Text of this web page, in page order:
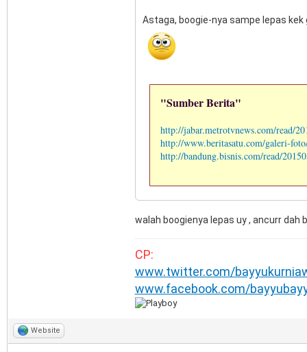
Astaga, boogie-nya sampe lepas kek
"Sumber Berita"
http://jabar.metrotvnews.com/read/
http://www.beritasatu.com/galeri-
http://bandung.bisnis.com/read/
walah boogienya lepas uy , ancurr dah
CP:
www.twitter.com/
www.facebook.com/
Website